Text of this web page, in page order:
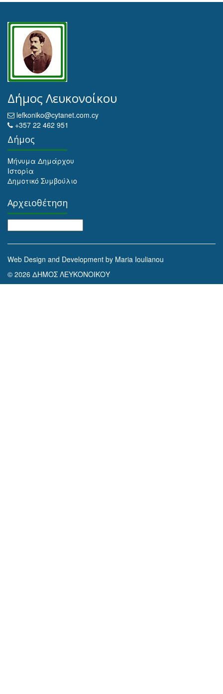
Δήμος Λευκονοίκου
lefkoniko@cytanet.com.cy
+357 22 462 951
Δήμος
Μήνυμα Δημάρχου
Ιστορία
Δημοτικό Συμβούλιο
Αρχειοθέτηση
Web Design and Development by Maria Ioulianou
© 2026 ΔΗΜΟΣ ΛΕΥΚΟΝΟΙΚΟΥ